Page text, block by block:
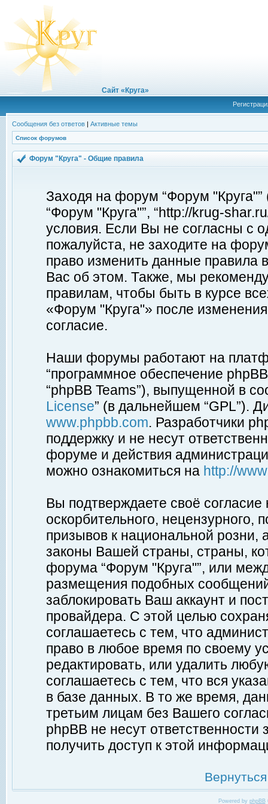
Сайт «Круга»
Сообщения без ответов | Активные темы
Список форумов
Форум "Круга" - Общие правила
Заходя на форум “Форум
“Форум "Круга"”, “http://krug-
условия. Если Вы не согласны с
пожалуйста, не заходите на
право изменить данные правила
Вас об этом. Также, мы
правилам, чтобы быть в курсе
«Форум "Круга"» после
согласие.
Наши форумы работают на
“программное обеспечение
“phpBB Teams”), выпущенной в
License” (в дальнейшем “GPL”).
www.phpbb.com. Разработчики
поддержку и не несут
форуме и действия
можно ознакомиться на http://
Вы подтверждаете своё
оскорбительного, нецензурного,
призывов к национальной
законы Вашей страны, страны,
форума “Форум "Круга"”, или
размещения подобных
заблокировать Ваш аккаунт и
провайдера. С этой целью
соглашаетесь с тем, что
право в любое время по своему
редактировать, или удалить
соглашаетесь с тем, что вся
в базе данных. В то же время,
третьим лицам без Вашего
phpBB не несут ответственности
получить доступ к этой
Powered by phpBB